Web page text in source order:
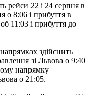
рейси 22 і 24 серпня в
о 8:06 і прибуття в
11:03 і прибуття до
здійснить
зі Львова о 9:40
напрямку
о 21:05.